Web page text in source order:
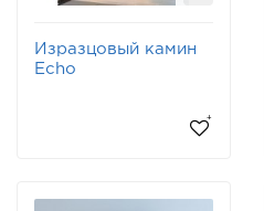
Изразцовый камин
Echo